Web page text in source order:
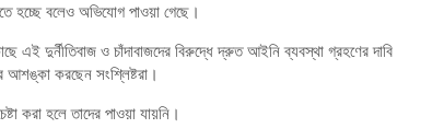
হচ্ছে বলেও অভিযোগ পাওয়া গেছে।
এই দুর্নীতিবাজ ও চাঁদাবাজদের বিরুদ্ধে দ্রুত আইনি ব্যবস্থা গ্রহণের দাবি
আশঙ্কা করছেন সংশ্লিষ্টরা।
করা হলে তাদের পাওয়া যায়নি।